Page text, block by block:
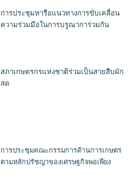
การประชุมหารือแนวทางการขับเคลื่อน
ความร่วมมือในการบรูณาการ่วมกัน
สภาเกษตรกรแห่งชาติร่วมเป็นสายสืบผัก
สด
การประชุมคณะกรรมการด้านการเกษตร
ตามหลักปรัชญาของเศรษฐกิจพอเพียง